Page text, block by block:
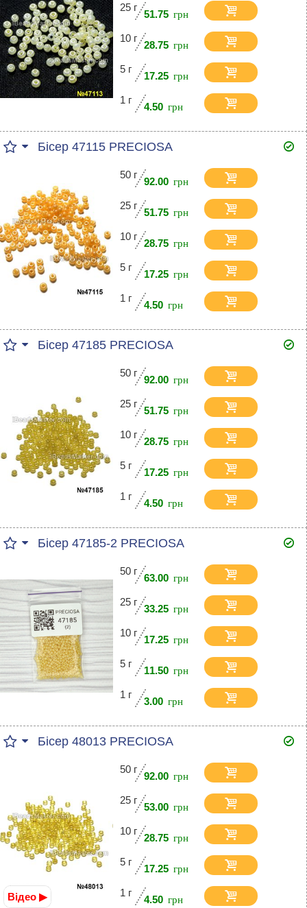
25 г
51.75
10 г
28.75
5 г
17.25
1 г
4.50
Бісер 47115 PRECIOSA
50 г
92.00
25 г
51.75
10 г
28.75
5 г
17.25
1 г
4.50
Бісер 47185 PRECIOSA
50 г
92.00
25 г
51.75
10 г
28.75
5 г
17.25
1 г
4.50
Бісер 47185-2 PRECIOSA
50 г
63.00
25 г
33.25
10 г
17.25
5 г
11.50
1 г
3.00
Бісер 48013 PRECIOSA
Відео ▶
50 г
92.00
25 г
53.00
10 г
28.75
5 г
17.25
1 г
4.50